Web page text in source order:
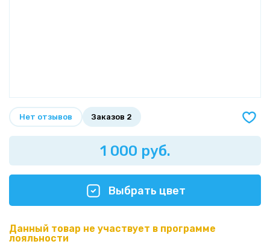
Нет отзывов Заказов 2
1 000 руб.
Выбрать цвет
Данный товар не участвует в программе
лояльности